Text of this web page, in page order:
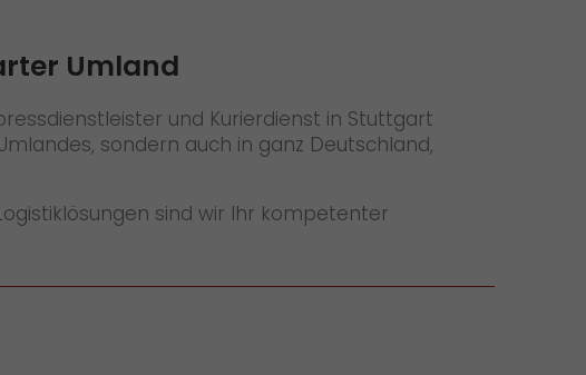
Umland
und Kurierdienst in Stuttgart
sondern auch in ganz Deutschland,
sind wir Ihr kompetenter